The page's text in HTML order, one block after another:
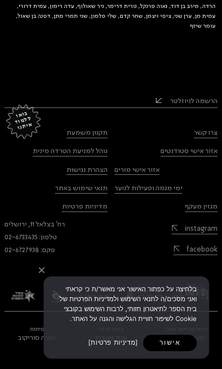
הרדה, מירב בן דוד, נאוה פרנקל, נורית דרימר, ניר שאולוף, עדה רימון, עמית דרורי,
עמית מן, ערן שני, ציפי ויצמן, שחר קדם, שלי פלמון, שני תמרי מתן, דפנה בן שאול,
עומר שיזף
רח' בצלאל 11, ירושלים
טלפון: 02-6733435
פקס: 02-6727938
צרו קשר
אזור אישי סטודנטים
אזור אישי מורים
ימי מגמה ופעילות לנוער
מגזין מעקף
תקנון משמעת
נוהל למניעת הטרדה מינית
הצהרת נגישות
תנאי שימוש באתר
מדיניות פרטיות
הרשמה לניוזלטר
סטודיו רוזטה
פיתוח:
טאיה סוריקוב
instagram
facebook
בוא
ו
ל
ל
מ
וד
א
ית
נו
בלחיצה על כפתור האישור אני מאשר/ת כי קראתי
ואני מסכים/ה לתנאי השימוש ולמדיניות הפרטיות של
בית הספר לתיאטרון חזותי, לרבות השימוש בקובצי
Cookie לשיפור חוויית הגלישה והגנה על האתר.
אישור מדיניות פרטיות